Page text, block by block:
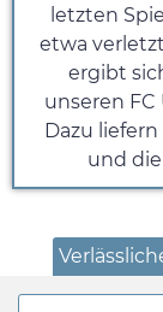
letzten
etwa
ergibt
unseren
Dazu
und